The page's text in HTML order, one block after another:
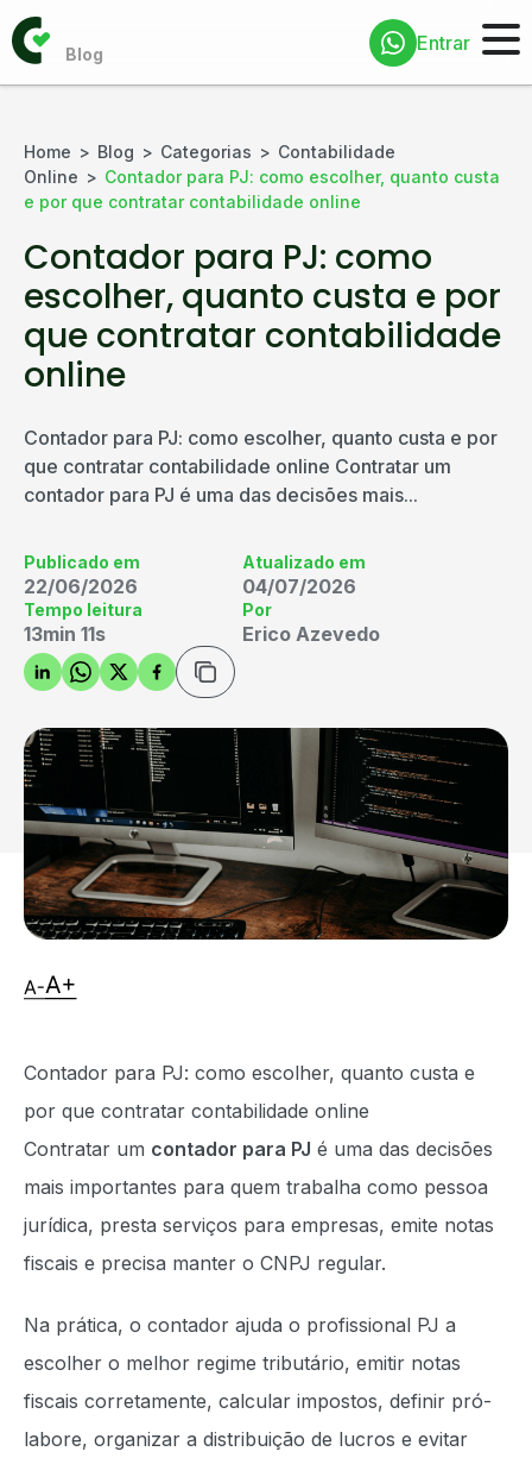
Entrar
Home Blog Categorias
Contabilidade
Online
Contador para PJ: como escolher, quanto custa
e por que contratar contabilidade online
Contador para PJ: como
escolher, quanto custa e por
que contratar contabilidade
online
Contador para PJ: como escolher, quanto custa e por
que contratar contabilidade online Contratar um
contador para PJ é uma das decisões mais...
Publicado em
22/06/2026
Atualizado em
04/07/2026
Tempo leitura
13min 11s
Por
Erico Azevedo
Contador para PJ: como escolher, quanto custa e
por que contratar contabilidade online
Contratar um contador para PJ é uma das decisões
mais importantes para quem trabalha como pessoa
jurídica, presta serviços para empresas, emite notas
fiscais e precisa manter o CNPJ regular.
Na prática, o contador ajuda o profissional PJ a
escolher o melhor regime tributário, emitir notas
fiscais corretamente, calcular impostos, definir pró-
labore, organizar a distribuição de lucros e evitar